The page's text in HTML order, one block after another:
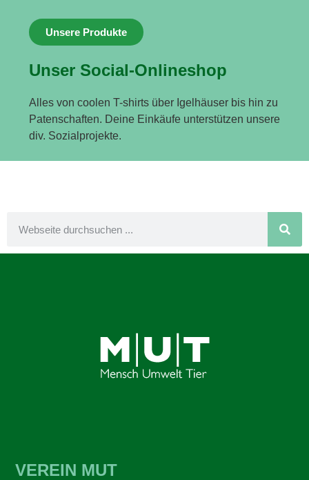
Unsere Produkte
Unser Social-Onlineshop
Alles von coolen T-shirts über Igelhäuser bis hin zu
Patenschaften. Deine Einkäufe unterstützen unsere
div. Sozialprojekte.
VEREIN MUT